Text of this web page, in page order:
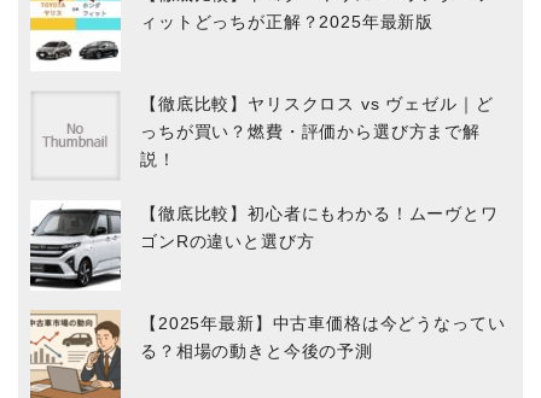
ィットどっちが正解？2025年最新版
【徹底比較】ヤリスクロス vs ヴェゼル｜ど
っちが買い？燃費・評価から選び方まで解
説！
【徹底比較】初心者にもわかる！ムーヴとワ
ゴンRの違いと選び方
【2025年最新】中古車価格は今どうなってい
る？相場の動きと今後の予測